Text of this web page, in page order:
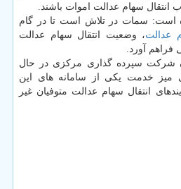
انتقال سهام عدالت اموات باشند.
است: سمات در تلاش است تا در گام
عدالت، وضعیت انتقال سهام عدالت
فراهم آورد.
شرکت سپرده گذاری مرکزی در حال
میز خدمت یکی از سامانه های این
انتقال سهام عدالت متوفیان غیر